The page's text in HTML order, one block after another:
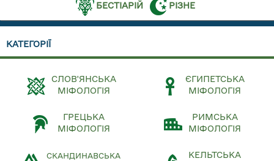
БЕСТІАРІЙ РІЗНЕ
КАТЕГОРІЇ
СЛОВ'ЯНСЬКА
МІФОЛОГІЯ
ЄГИПЕТСЬКА
МІФОЛОГІЯ
ГРЕЦЬКА
МІФОЛОГІЯ
РИМСЬКА
МІФОЛОГІЯ
СКАНДИНАВСЬКА
КЕЛЬТСЬКА